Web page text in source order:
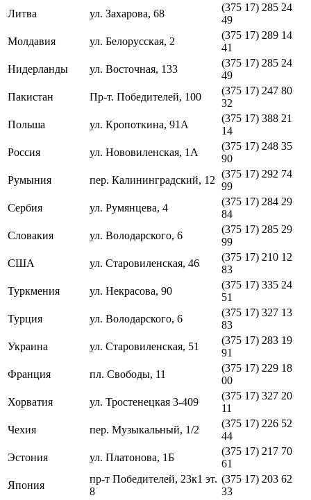
Литва
ул. Захарова, 68
(375 17) 285 24
49
Молдавия
ул. Белорусская, 2
(375 17) 289 14
41
Нидерланды
ул. Восточная, 133
(375 17) 285 24
49
Пакистан
Пр-т. Победителей, 100
(375 17) 247 80
32
Польша
ул. Кропоткина, 91A
(375 17) 388 21
14
Россия
ул. Нововиленская, 1А
(375 17) 248 35
90
Румыния
пер. Калининградский, 12
(375 17) 292 74
99
Сербия
ул. Румянцева, 4
(375 17) 284 29
84
Словакия
ул. Володарского, 6
(375 17) 285 29
99
США
ул. Старовиленская, 46
(375 17) 210 12
83
Туркмения
ул. Некрасова, 90
(375 17) 335 24
51
Турция
ул. Володарского, 6
(375 17) 327 13
83
Украина
ул. Старовиленская, 51
(375 17) 283 19
91
Франция
пл. Свободы, 11
(375 17) 229 18
00
Хорватия
ул. Тростенецкая 3-409
(375 17) 327 20
11
Чехия
пер. Музыкальный, 1/2
(375 17) 226 52
44
Эстония
ул. Платонова, 1Б
(375 17) 217 70
61
Япония
пр-т Победителей, 23к1 эт.
8
(375 17) 203 62
33